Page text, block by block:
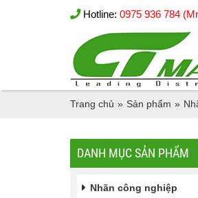
Hotline: 0975 936 784
Trang chủ » Sản phẩm »
DANH MỤC SẢN PHẨM
Nhãn công nghiệp